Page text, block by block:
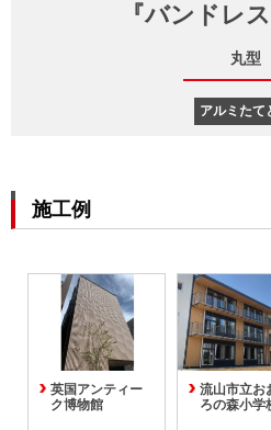
『バンドレ
丸型
アルミたて
施工例
英国アンティー
ク博物館
流山市立お
ろの森小学